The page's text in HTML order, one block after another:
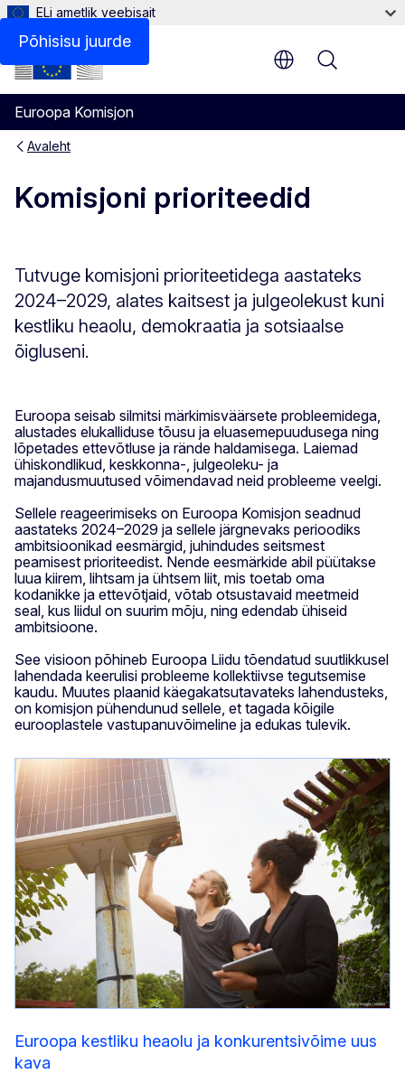
Põhisisu juurde
ELi ametlik veebisait
Euroopa Komisjon
Menu
Avaleht
Komisjoni prioriteedid
Tutvuge komisjoni prioriteetidega aastateks
2024–2029, alates kaitsest ja julgeolekust kuni
kestliku heaolu, demokraatia ja sotsiaalse
õigluseni.
Euroopa seisab silmitsi märkimisväärsete probleemidega,
alustades elukalliduse tõusu ja eluasemepuudusega ning
lõpetades ettevõtluse ja rände haldamisega. Laiemad
ühiskondlikud, keskkonna-, julgeoleku- ja
majandusmuutused võimendavad neid probleeme veelgi.
Sellele reageerimiseks on Euroopa Komisjon seadnud
aastateks 2024–2029 ja sellele järgnevaks perioodiks
ambitsioonikad eesmärgid, juhindudes seitsmest
peamisest prioriteedist. Nende eesmärkide abil püütakse
luua kiirem, lihtsam ja ühtsem liit, mis toetab oma
kodanikke ja ettevõtjaid, võtab otsustavaid meetmeid
seal, kus liidul on suurim mõju, ning edendab ühiseid
ambitsioone.
See visioon põhineb Euroopa Liidu tõendatud suutlikkusel
lahendada keerulisi probleeme kollektiivse tegutsemise
kaudu. Muutes plaanid käegakatsutavateks lahendusteks,
on komisjon pühendunud sellele, et tagada kõigile
eurooplastele vastupanuvõimeline ja edukas tulevik.
Euroopa kestliku heaolu ja konkurentsivõime uus
kava